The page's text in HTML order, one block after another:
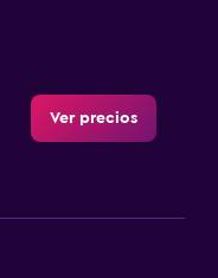
Ver precios